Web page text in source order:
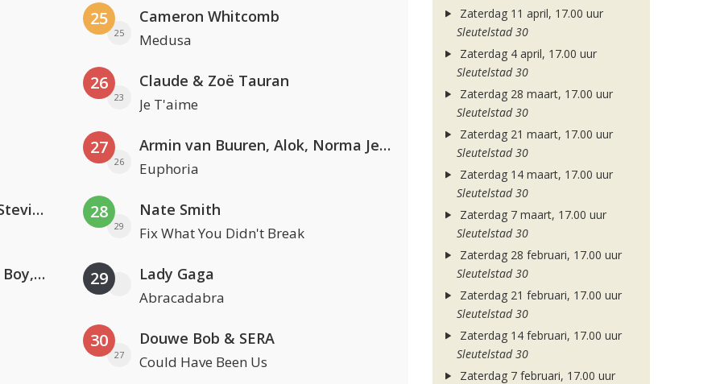
PAWSA & The Adventures Of Stevie V
Coldplay ft. Little Simz, Burna Boy, Elyanna & Tini
25
25
Cameron Whitcomb
Medusa
26
23
Claude & Zoë Tauran
Je T'aime
27
26
Armin van Buuren, Alok, Norma Jean Martine & LAWRENT
Euphoria
28
29
Nate Smith
Fix What You Didn't Break
29 Lady Gaga
Abracadabra
30
27
Douwe Bob & SERA
Could Have Been Us
Zaterdag 11 april, 17.00 uur
Sleutelstad 30
Zaterdag 4 april, 17.00 uur
Sleutelstad 30
Zaterdag 28 maart, 17.00 uur
Sleutelstad 30
Zaterdag 21 maart, 17.00 uur
Sleutelstad 30
Zaterdag 14 maart, 17.00 uur
Sleutelstad 30
Zaterdag 7 maart, 17.00 uur
Sleutelstad 30
Zaterdag 28 februari, 17.00 uur
Sleutelstad 30
Zaterdag 21 februari, 17.00 uur
Sleutelstad 30
Zaterdag 14 februari, 17.00 uur
Sleutelstad 30
Zaterdag 7 februari, 17.00 uur